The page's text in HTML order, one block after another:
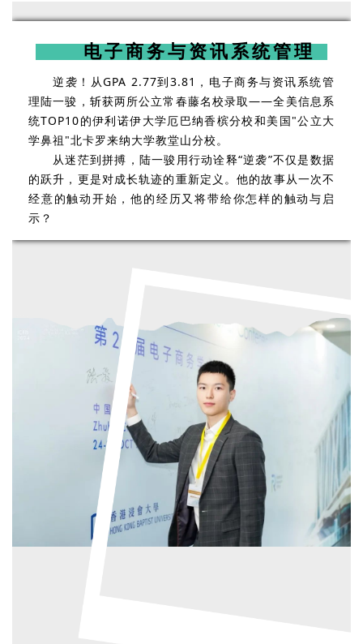
电子商务与资讯系统管理
逆袭！从GPA 2.77到3.81，电子商务与资讯系统管
理陆一骏，斩获两所公立常春藤名校录取——全美信息系
统TOP10的伊利诺伊大学厄巴纳香槟分校和美国"公立大
学鼻祖"北卡罗来纳大学教堂山分校。
从迷茫到拼搏，陆一骏用行动诠释“逆袭”不仅是数据
的跃升，更是对成长轨迹的重新定义。他的故事从一次不
经意的触动开始，他的经历又将带给你怎样的触动与启
示？